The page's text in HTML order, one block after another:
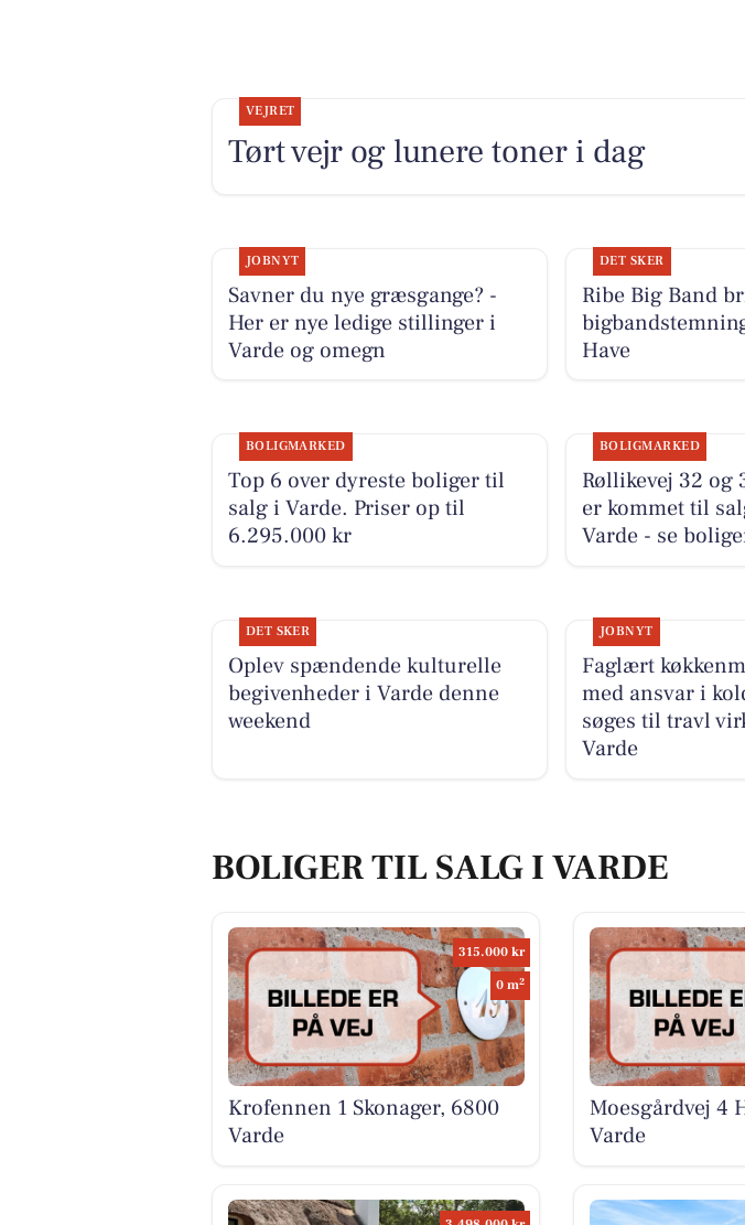
VEJRET
Tørt vejr og lunere toner i dag
JOBNYT
Savner du nye græsgange? -
Her er nye ledige stillinger i
Varde og omegn
DET SKER
Ribe Big Band
Have
BOLIGMARKED
Top 6 over dyreste boliger til
salg i Varde. Priser op til
6.295.000 kr
BOLIGMARKED
Røllikevej 32 og
er kommet til
Varde - se
DET SKER
Oplev spændende kulturelle
begivenheder i Varde denne
weekend
JOBNYT
Faglært
med ansvar i
søges til travl
Varde
BOLIGER TIL SALG I VARDE
315.000 kr
0 m2
Krofennen 1 Skonager, 6800
Varde
Moesgårdvej 4
Varde